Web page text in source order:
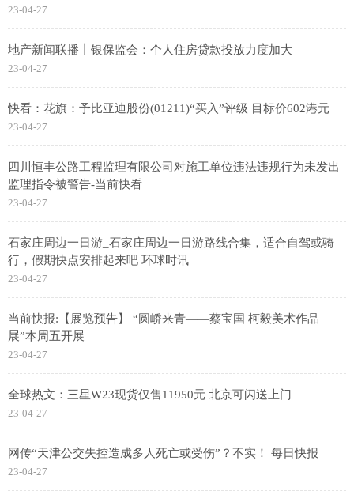
23-04-27
地产新闻联播丨银保监会：个人住房贷款投放力度加大
23-04-27
快看：花旗：予比亚迪股份(01211)“买入”评级 目标价602港元
23-04-27
四川恒丰公路工程监理有限公司对施工单位违法违规行为未发出
监理指令被警告-当前快看
23-04-27
石家庄周边一日游_石家庄周边一日游路线合集，适合自驾或骑
行，假期快点安排起来吧 环球时讯
23-04-27
当前快报:【展览预告】 “圆峤来青——蔡宝国 柯毅美术作品
展”本周五开展
23-04-27
全球热文：三星W23现货仅售11950元 北京可闪送上门
23-04-27
网传“天津公交失控造成多人死亡或受伤”？不实！ 每日快报
23-04-27